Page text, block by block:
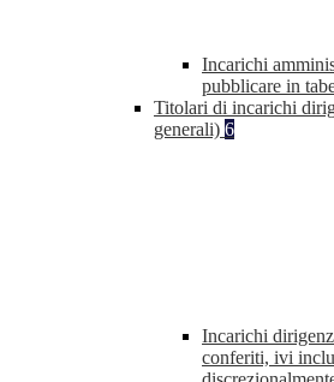
Incarichi
pubblicare in
Titolari di incarichi
generali) 6
Incarichi
conferiti, ivi